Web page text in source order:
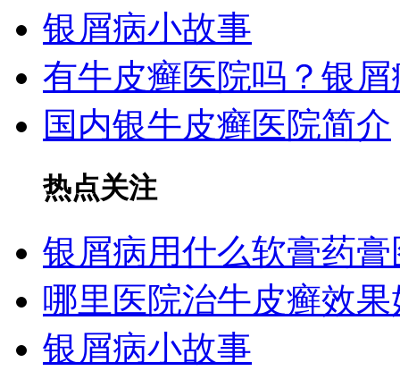
银屑病小故事
有牛皮癣医院吗？银屑
国内银牛皮癣医院简介
热点关注
银屑病用什么软膏药膏
哪里医院治牛皮癣效果
银屑病小故事